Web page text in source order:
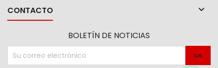
CONTACTO 
BOLETÍN DE NOTICIAS